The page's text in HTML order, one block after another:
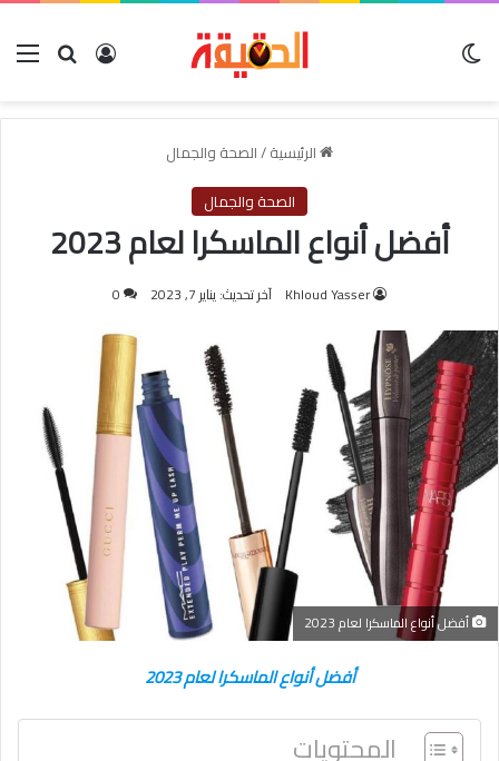
بحث عنتسجيل
الرئيسية/الصحة والجمال
الصحة والجمال
أفضل أنواع الماسكرا لعام 2023
Khloud Yasser آخر تحديث: يناير 7, 2023 0
أفضل أنواع الماسكرا لعام 2023
أفضل أنواع الماسكرا لعام 2023
المحتويات